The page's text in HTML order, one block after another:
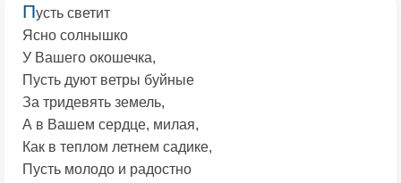
Пусть светит
Ясно солнышко
У Вашего окошечка,
Пусть дуют ветры буйные
За тридевять земель,
А в Вашем сердце, милая,
Как в теплом летнем садике,
Пусть молодо и радостно